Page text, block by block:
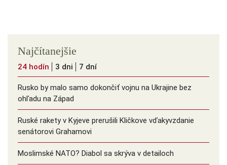
Najčítanejšie
24 hodín 3 dni 7 dní
Rusko by malo samo dokončiť vojnu na Ukrajine bez
ohľadu na Západ
Ruské rakety v Kyjeve prerušili Kličkove vďakyvzdanie
senátorovi Grahamovi
Moslimské NATO? Diabol sa skrýva v detailoch